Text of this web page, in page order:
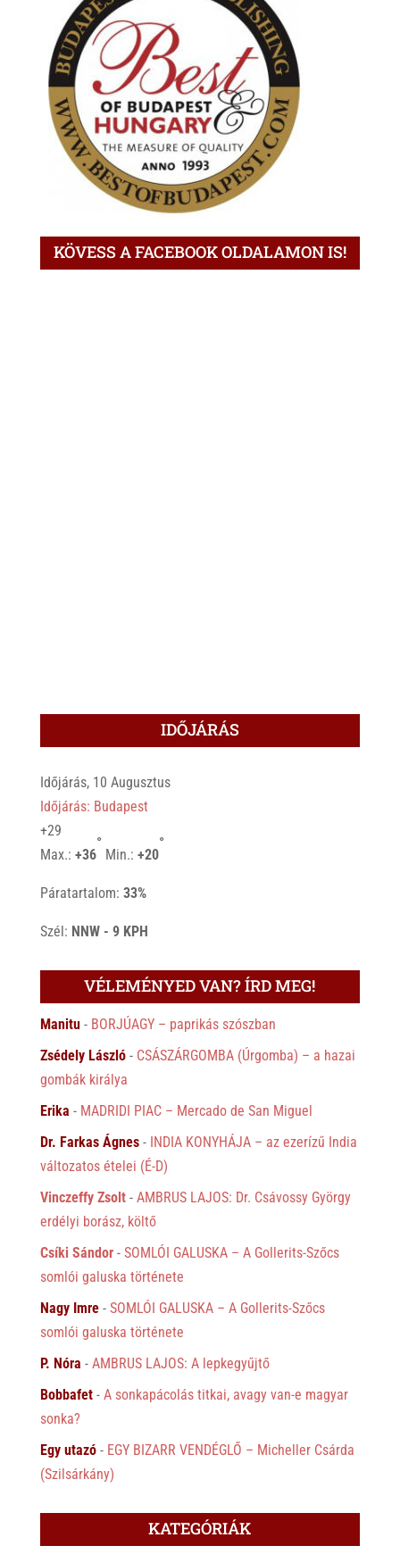
KÖVESS A FACEBOOK OLDALAMON IS!
IDŐJÁRÁS
Időjárás, 10 Augusztus
Időjárás: Budapest
+29
Max.: +36
°
Min.: +20
°
Páratartalom: 33%
Szél: NNW - 9 KPH
VÉLEMÉNYED VAN? ÍRD MEG!
Manitu- BORJÚAGY – paprikás szószban
Zsédely László- CSÁSZÁRGOMBA (Úrgomba) – a hazai
gombák királya
Erika - MADRIDI PIAC – Mercado de San Miguel
Dr. Farkas Ágnes- INDIA KONYHÁJA – az ezerízű India
változatos ételei (É-D)
Vinczeffy Zsolt- AMBRUS LAJOS: Dr. Csávossy György
erdélyi borász, költő
Csíki Sándor- SOMLÓI GALUSKA – A Gollerits-Szőcs
somlói galuska története
Nagy Imre- SOMLÓI GALUSKA – A Gollerits-Szőcs
somlói galuska története
P. Nóra - AMBRUS LAJOS: A lepkegyűjtő
Bobbafet- A sonkapácolás titkai, avagy van-e magyar
sonka?
Egy utazó- EGY BIZARR VENDÉGLŐ – Micheller Csárda
(Szilsárkány)
KATEGÓRIÁK